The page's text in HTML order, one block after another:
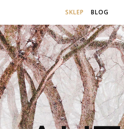
SKLEP BLOG